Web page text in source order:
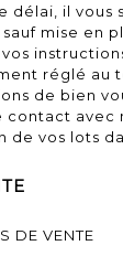
délai, il vous
mise en
réglé au
de bien
contact avec
de vos lots
DE VENTE